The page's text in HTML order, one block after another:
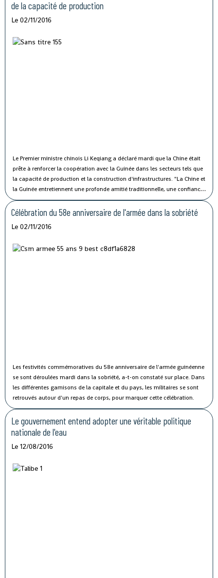
fonctionnaires du secteur public.
de la capacité de production
Le 02/11/2016
Le Premier ministre chinois Li Keqiang a déclaré mardi que la Chine était
prête à renforcer la coopération avec la Guinée dans les secteurs tels que
la capacité de production et la construction d'infrastructures. "La Chine et
la Guinée entretiennent une profonde amitié traditionnelle, une confiance
politique solide et une coopération fructueuse", a affirmé M. Li lors de sa
rencontre avec le président guinéen Alpha Condé à Beijing.
Célébration du 58e anniversaire de l'armée dans la sobriété
Le 02/11/2016
Les festivités commémoratives du 58e anniversaire de l'armée guinéenne
se sont déroulées mardi dans la sobriété, a-t-on constaté sur place. Dans
les différentes garnisons de la capitale et du pays, les militaires se sont
retrouvés autour d'un repas de corps, pour marquer cette célébration.
Le gouvernement entend adopter une véritable politique
nationale de l'eau
Le 12/08/2016